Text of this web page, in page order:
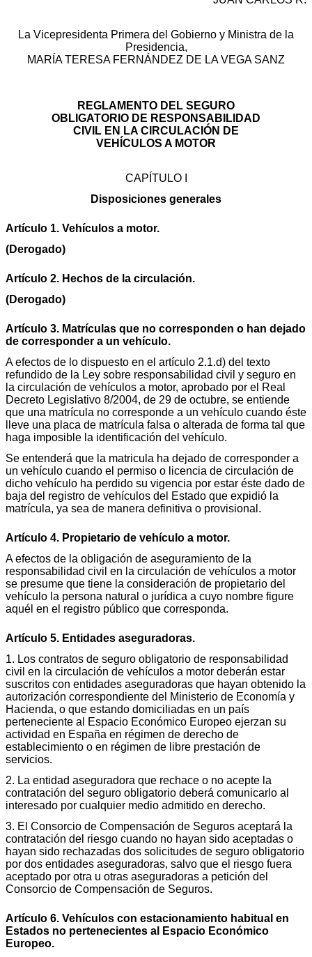
La Vicepresidenta Primera del Gobierno y Ministra de la
Presidencia,
MARÍA TERESA FERNÁNDEZ DE LA VEGA SANZ
REGLAMENTO DEL SEGURO
OBLIGATORIO DE RESPONSABILIDAD
CIVIL EN LA CIRCULACIÓN DE
VEHÍCULOS A MOTOR
CAPÍTULO I
Disposiciones generales
Artículo 1. Vehículos a motor.
(Derogado)
Artículo 2. Hechos de la circulación.
(Derogado)
Artículo 3. Matrículas que no corresponden o han dejado
de corresponder a un vehículo.
A efectos de lo dispuesto en el artículo 2.1.d) del texto
refundido de la Ley sobre responsabilidad civil y seguro en
la circulación de vehículos a motor, aprobado por el Real
Decreto Legislativo 8/2004, de 29 de octubre, se entiende
que una matrícula no corresponde a un vehículo cuando éste
lleve una placa de matrícula falsa o alterada de forma tal que
haga imposible la identificación del vehículo.
Se entenderá que la matricula ha dejado de corresponder a
un vehículo cuando el permiso o licencia de circulación de
dicho vehículo ha perdido su vigencia por estar éste dado de
baja del registro de vehículos del Estado que expidió la
matrícula, ya sea de manera definitiva o provisional.
Artículo 4. Propietario de vehículo a motor.
A efectos de la obligación de aseguramiento de la
responsabilidad civil en la circulación de vehículos a motor
se presume que tiene la consideración de propietario del
vehículo la persona natural o jurídica a cuyo nombre figure
aquél en el registro público que corresponda.
Artículo 5. Entidades aseguradoras.
1. Los contratos de seguro obligatorio de responsabilidad
civil en la circulación de vehículos a motor deberán estar
suscritos con entidades aseguradoras que hayan obtenido la
autorización correspondiente del Ministerio de Economía y
Hacienda, o que estando domiciliadas en un país
perteneciente al Espacio Económico Europeo ejerzan su
actividad en España en régimen de derecho de
establecimiento o en régimen de libre prestación de
servicios.
2. La entidad aseguradora que rechace o no acepte la
contratación del seguro obligatorio deberá comunicarlo al
interesado por cualquier medio admitido en derecho.
3. El Consorcio de Compensación de Seguros aceptará la
contratación del riesgo cuando no hayan sido aceptadas o
hayan sido rechazadas dos solicitudes de seguro obligatorio
por dos entidades aseguradoras, salvo que el riesgo fuera
aceptado por otra u otras aseguradoras a petición del
Consorcio de Compensación de Seguros.
Artículo 6. Vehículos con estacionamiento habitual en
Estados no pertenecientes al Espacio Económico
Europeo.